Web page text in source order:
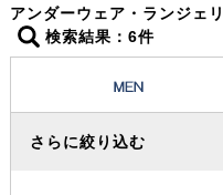
アンダーウェア・ランジェ
検索結果：6件
さらに絞り込む